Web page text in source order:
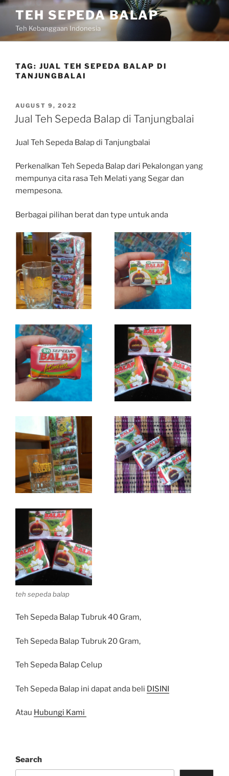
Skip
content
TEH SEPEDA BALAP
Teh Kebanggaan Indonesia
TAG: JUAL TEH SEPEDA BALAP DI
TANJUNGBALAI
POSTED
ON
AUGUST 9, 2022
Jual Teh Sepeda Balap di Tanjungbalai
Jual Teh Sepeda Balap di Tanjungbalai
Perkenalkan Teh Sepeda Balap dari Pekalongan yang
mempunya cita rasa Teh Melati yang Segar dan
mempesona.
Berbagai pilihan berat dan type untuk anda
teh sepeda balap
Teh Sepeda Balap Tubruk 40 Gram,
Teh Sepeda Balap Tubruk 20 Gram,
Teh Sepeda Balap Celup
Teh Sepeda Balap ini dapat anda beli DISINI
Atau Hubungi Kami
Search